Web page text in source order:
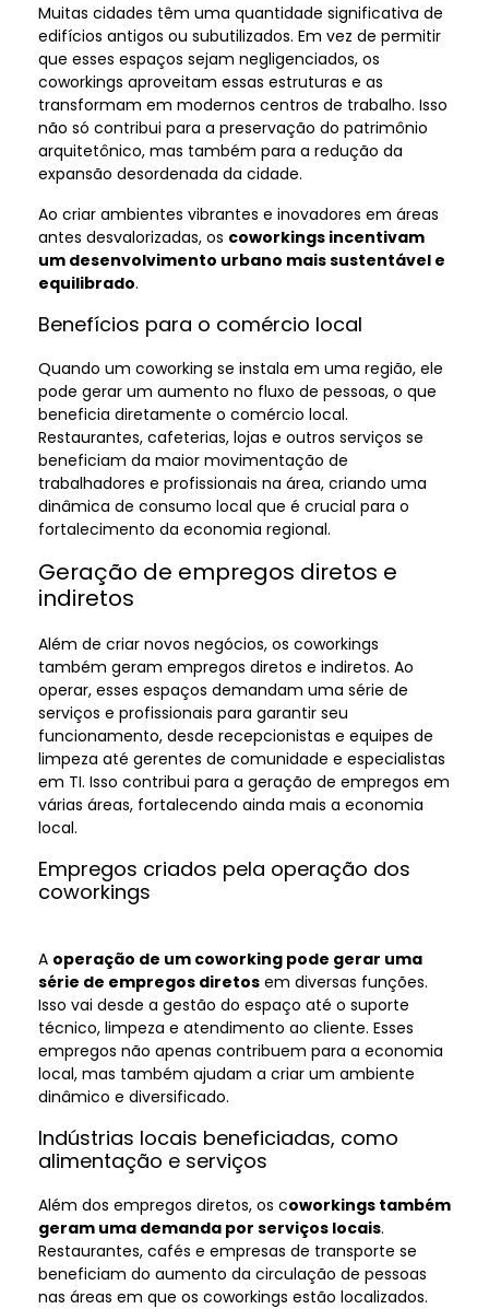
Muitas cidades têm uma quantidade significativa de
edifícios antigos ou subutilizados. Em vez de permitir
que esses espaços sejam negligenciados, os
coworkings aproveitam essas estruturas e as
transformam em modernos centros de trabalho. Isso
não só contribui para a preservação do patrimônio
arquitetônico, mas também para a redução da
expansão desordenada da cidade.
Ao criar ambientes vibrantes e inovadores em áreas
antes desvalorizadas, os coworkings incentivam
um desenvolvimento urbano mais sustentável e
equilibrado.
Benefícios para o comércio local
Quando um coworking se instala em uma região, ele
pode gerar um aumento no fluxo de pessoas, o que
beneficia diretamente o comércio local.
Restaurantes, cafeterias, lojas e outros serviços se
beneficiam da maior movimentação de
trabalhadores e profissionais na área, criando uma
dinâmica de consumo local que é crucial para o
fortalecimento da economia regional.
Geração de empregos diretos e
indiretos
Além de criar novos negócios, os coworkings
também geram empregos diretos e indiretos. Ao
operar, esses espaços demandam uma série de
serviços e profissionais para garantir seu
funcionamento, desde recepcionistas e equipes de
limpeza até gerentes de comunidade e especialistas
em TI. Isso contribui para a geração de empregos em
várias áreas, fortalecendo ainda mais a economia
local.
Empregos criados pela operação dos
coworkings
A operação de um coworking pode gerar uma
série de empregos diretos em diversas funções.
Isso vai desde a gestão do espaço até o suporte
técnico, limpeza e atendimento ao cliente. Esses
empregos não apenas contribuem para a economia
local, mas também ajudam a criar um ambiente
dinâmico e diversificado.
Indústrias locais beneficiadas, como
alimentação e serviços
Além dos empregos diretos, os coworkings também
geram uma demanda por serviços locais.
Restaurantes, cafés e empresas de transporte se
beneficiam do aumento da circulação de pessoas
nas áreas em que os coworkings estão localizados.